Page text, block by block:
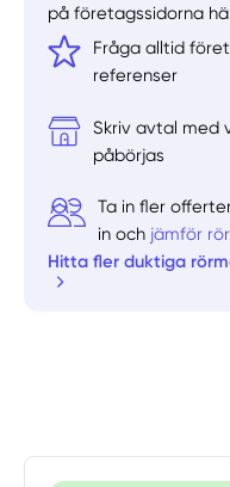
på företagssidorna
Fråga alltid
referenser
Skriv avtal med
påbörjas
Ta in fler
in och jämför
Hitta fler duktiga